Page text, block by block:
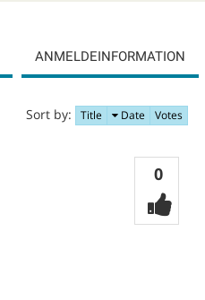
ANMELDEINFORMATION
Sort by: Title Date Votes
0Votes